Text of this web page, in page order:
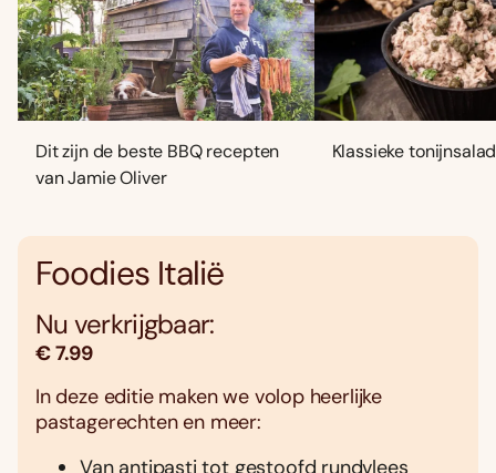
Dit zijn de beste BBQ recepten
van Jamie Oliver
Klassieke
Foodies Italië
Nu verkrijgbaar:
€ 7.99
In deze editie maken we volop heerlijke
pastagerechten en meer:
Van antipasti tot gestoofd rundvlees